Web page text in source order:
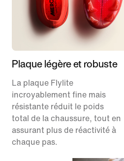
Plaque légère et robuste
La plaque Flylite
incroyablement fine mais
résistante réduit le poids
total de la chaussure, tout en
assurant plus de réactivité à
chaque pas.